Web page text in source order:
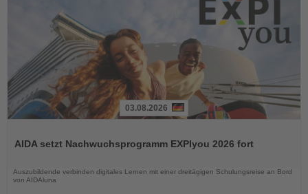
die
03.08.2026
AIDA setzt Nachwuchsprogramm EXPIyou 2026 fort
Auszubildende verbinden digitales Lernen mit einer dreitägigen Schulungsreise an Bord
von AIDAluna